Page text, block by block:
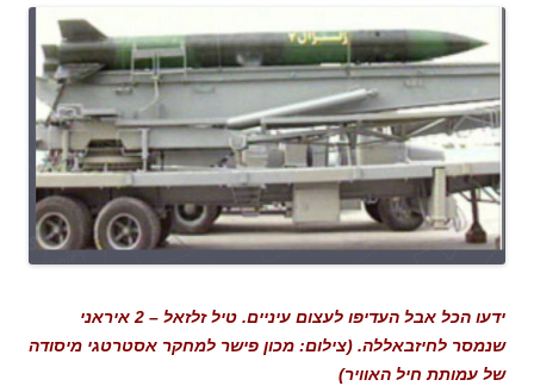
ידעו הכל אבל העדיפו לעצום עיניים. טיל זלזאל – 2 איראני
שנמסר לחיזבאללה. (צילום: מכון פישר למחקר אסטרטגי מיסודה
של עמותת חיל האוויר)